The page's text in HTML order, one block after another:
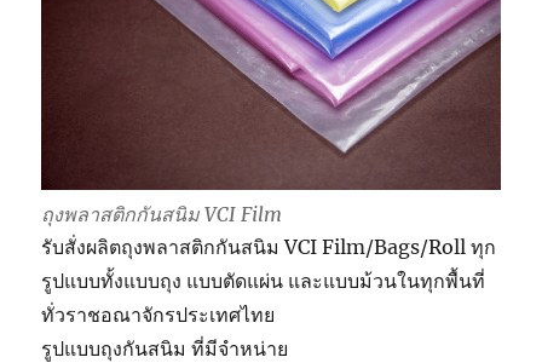
ถุงพลาสติกกันสนิม VCI Film
รับสั่งผลิตถุงพลาสติกกันสนิม VCI Film/Bags/Roll ทุก
รูปแบบทั้งแบบถุง แบบตัดแผ่น และแบบม้วนในทุกพื้นที่
ทั่วราชอณาจักรประเทศไทย
รูปแบบถุงกันสนิม ที่มีจำหน่าย